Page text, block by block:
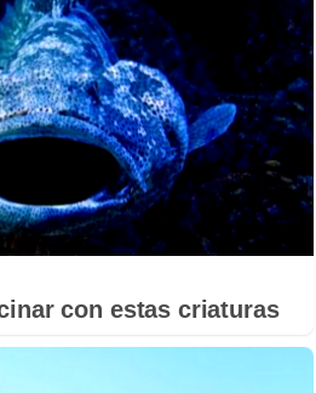
con estas criaturas